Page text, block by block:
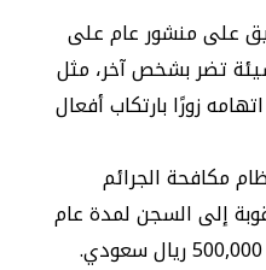
على منشور عام على
تضر بشخص آخر، مثل
زورًا بارتكاب أفعال
مكافحة الجرائم
إلى السجن لمدة عام